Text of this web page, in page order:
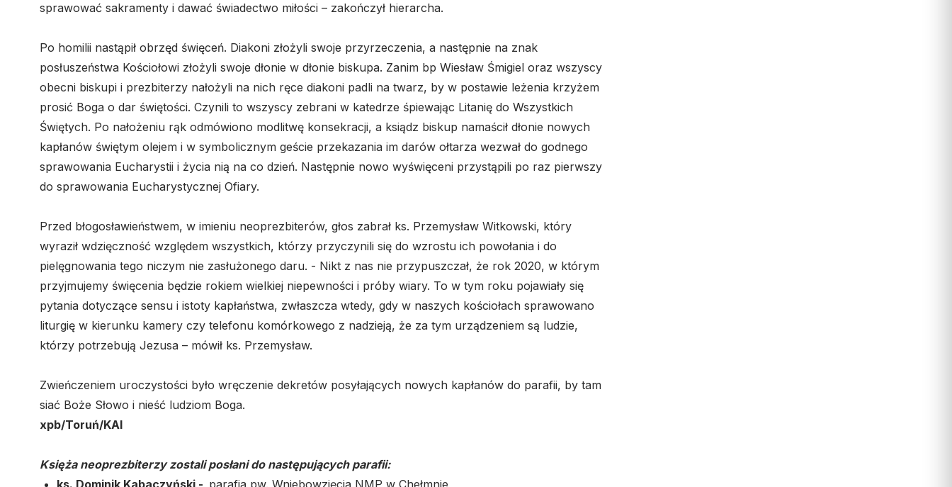
sprawować sakramenty i dawać świadectwo miłości – zakończył hierarcha.
Po homilii nastąpił obrzęd święceń. Diakoni złożyli swoje przyrzeczenia, a następnie na znak
posłuszeństwa Kościołowi złożyli swoje dłonie w dłonie biskupa. Zanim bp Wiesław Śmigiel oraz wszyscy
obecni biskupi i prezbiterzy nałożyli na nich ręce diakoni padli na twarz, by w postawie leżenia krzyżem
prosić Boga o dar świętości. Czynili to wszyscy zebrani w katedrze śpiewając Litanię do Wszystkich
Świętych. Po nałożeniu rąk odmówiono modlitwę konsekracji, a ksiądz biskup namaścił dłonie nowych
kapłanów świętym olejem i w symbolicznym geście przekazania im darów ołtarza wezwał do godnego
sprawowania Eucharystii i życia nią na co dzień. Następnie nowo wyświęceni przystąpili po raz pierwszy
do sprawowania Eucharystycznej Ofiary.
Przed błogosławieństwem, w imieniu neoprezbiterów, głos zabrał ks. Przemysław Witkowski, który
wyraził wdzięczność względem wszystkich, którzy przyczynili się do wzrostu ich powołania i do
pielęgnowania tego niczym nie zasłużonego daru. - Nikt z nas nie przypuszczał, że rok 2020, w którym
przyjmujemy święcenia będzie rokiem wielkiej niepewności i próby wiary. To w tym roku pojawiały się
pytania dotyczące sensu i istoty kapłaństwa, zwłaszcza wtedy, gdy w naszych kościołach sprawowano
liturgię w kierunku kamery czy telefonu komórkowego z nadzieją, że za tym urządzeniem są ludzie,
którzy potrzebują Jezusa – mówił ks. Przemysław.
Zwieńczeniem uroczystości było wręczenie dekretów posyłających nowych kapłanów do parafii, by tam
siać Boże Słowo i nieść ludziom Boga.
xpb/Toruń/KAI
Księża neoprezbiterzy zostali posłani do następujących parafii:
ks. Dominik Kabaczyński - parafia pw. Wniebowzięcia NMP w Chełmnie